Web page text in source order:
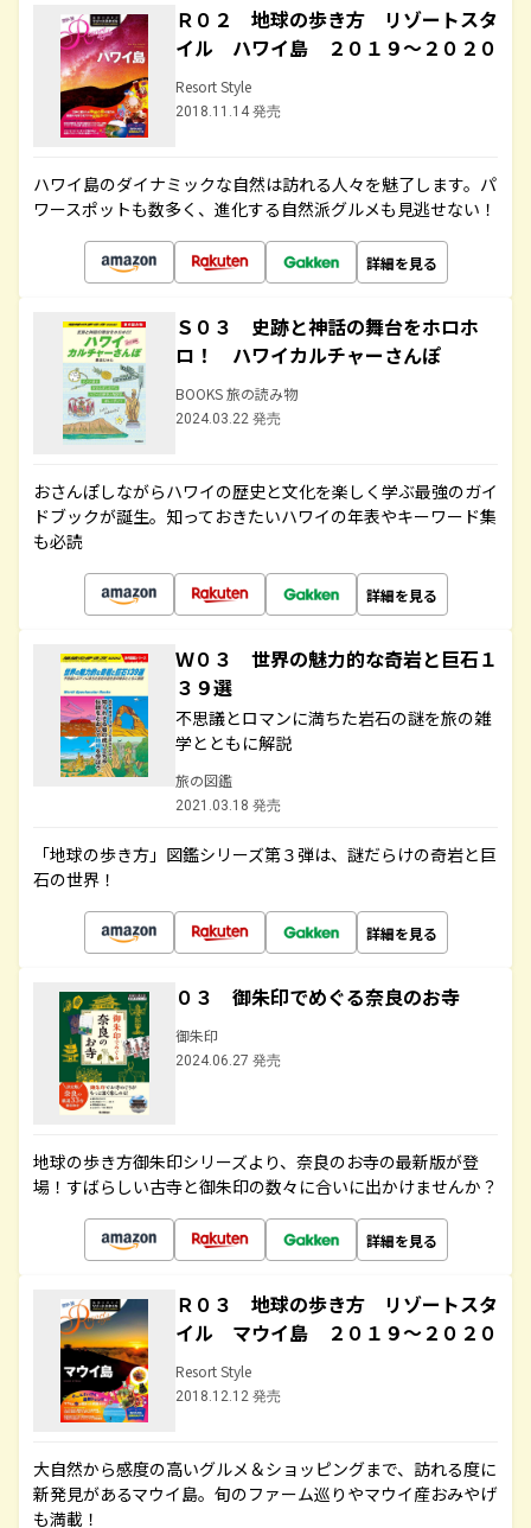
Ｒ０２ 地球の歩き方 リゾートスタ
イル ハワイ島 ２０１９～２０２０
Resort Style
2018.11.14 発売
ハワイ島のダイナミックな自然は訪れる人々を魅了します。パ
ワースポットも数多く、進化する自然派グルメも見逃せない！
詳細を見る
Ｓ０３ 史跡と神話の舞台をホロホ
ロ！ ハワイカルチャーさんぽ
BOOKS 旅の読み物
2024.03.22 発売
おさんぽしながらハワイの歴史と文化を楽しく学ぶ最強のガイ
ドブックが誕生。知っておきたいハワイの年表やキーワード集
も必読
詳細を見る
Ｗ０３ 世界の魅力的な奇岩と巨石１
３９選
不思議とロマンに満ちた岩石の謎を旅の雑
学とともに解説
旅の図鑑
2021.03.18 発売
「地球の歩き方」図鑑シリーズ第３弾は、謎だらけの奇岩と巨
石の世界！
詳細を見る
０３ 御朱印でめぐる奈良のお寺
御朱印
2024.06.27 発売
地球の歩き方御朱印シリーズより、奈良のお寺の最新版が登
場！すばらしい古寺と御朱印の数々に合いに出かけませんか？
詳細を見る
Ｒ０３ 地球の歩き方 リゾートスタ
イル マウイ島 ２０１９～２０２０
Resort Style
2018.12.12 発売
大自然から感度の高いグルメ＆ショッピングまで、訪れる度に
新発見があるマウイ島。旬のファーム巡りやマウイ産おみやげ
も満載！